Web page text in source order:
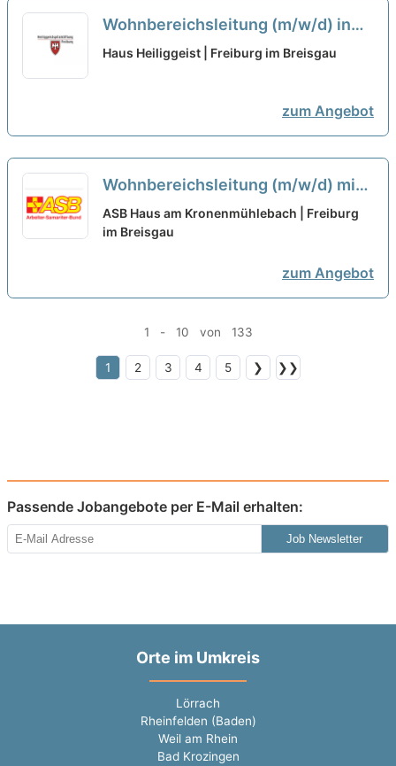
Wohnbereichsleitung (m/w/d) in
Teilzeit - Wir suchen Zuwachs in
Haus Heiliggeist | Freiburg im Breisgau
zum Angebot
Wohnbereichsleitung (m/w/d) mit
Berufserfahrung in Teilzeit (75%) -
Wir sehen Dich als Partner:in!
ASB Haus am Kronenmühlebach | Freiburg
im Breisgau
zum Angebot
1 - 10 von 133
1 2 3 4 5 ❯ ❯❯
Passende Jobangebote per E-Mail erhalten:
Job Newsletter
Orte im Umkreis
Lörrach
Rheinfelden (Baden)
Weil am Rhein
Bad Krozingen